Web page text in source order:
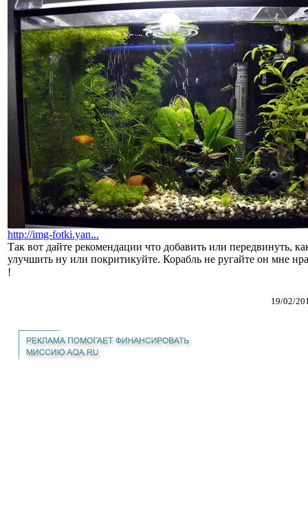
http://img-fotki.yan...
Так вот дайте рекомендации что добавить или передвинуть,
улучшить ну или покритикуйте. Корабль не ругайте он мне
!
19/02/